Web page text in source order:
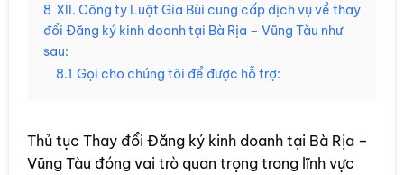
8 XII. Công ty Luật Gia Bùi cung cấp dịch vụ về thay
đổi Đăng ký kinh doanh tại Bà Rịa – Vũng Tàu như
sau:
8.1 Gọi cho chúng tôi để được hỗ trợ:
Thủ tục Thay đổi Đăng ký kinh doanh tại Bà Rịa –
Vũng Tàu đóng vai trò quan trọng trong lĩnh vực